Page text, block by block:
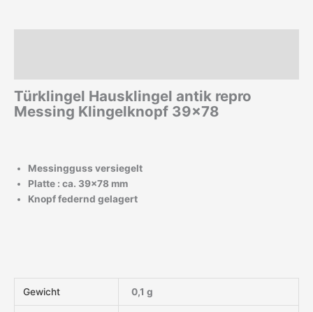
Türklingel Hausklingel antik repro
Messing Klingelknopf 39×78
Messingguss versiegelt
Platte : ca. 39×78 mm
Knopf federnd gelagert
Gewicht 0,1 g